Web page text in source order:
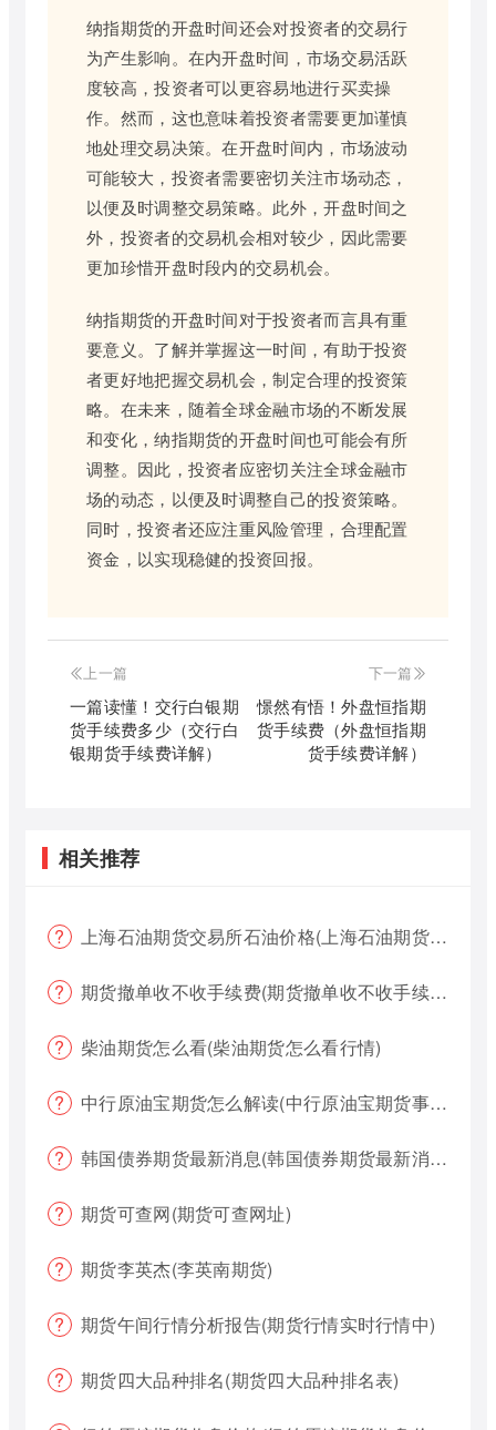
纳指期货的开盘时间还会对投资者的交易行
为产生影响。在内开盘时间，市场交易活跃
度较高，投资者可以更容易地进行买卖操
作。然而，这也意味着投资者需要更加谨慎
地处理交易决策。在开盘时间内，市场波动
可能较大，投资者需要密切关注市场动态，
以便及时调整交易策略。此外，开盘时间之
外，投资者的交易机会相对较少，因此需要
更加珍惜开盘时段内的交易机会。
纳指期货的开盘时间对于投资者而言具有重
要意义。了解并掌握这一时间，有助于投资
者更好地把握交易机会，制定合理的投资策
略。在未来，随着全球金融市场的不断发展
和变化，纳指期货的开盘时间也可能会有所
调整。因此，投资者应密切关注全球金融市
场的动态，以便及时调整自己的投资策略。
同时，投资者还应注重风险管理，合理配置
资金，以实现稳健的投资回报。
上一篇
一篇读懂！交行白银期
货手续费多少（交行白
银期货手续费详解）
下一篇
憬然有悟！外盘恒指期
货手续费（外盘恒指期
货手续费详解）
相关推荐
上海石油期货交易所石油价格(上海石油期货交易所石油价格查询)
期货撤单收不收手续费(期货撤单收不收手续费用)
柴油期货怎么看(柴油期货怎么看行情)
中行原油宝期货怎么解读(中行原油宝期货事件)
韩国债券期货最新消息(韩国债券期货最新消息新闻)
期货可查网(期货可查网址)
期货李英杰(李英南期货)
期货午间行情分析报告(期货行情实时行情中)
期货四大品种排名(期货四大品种排名表)